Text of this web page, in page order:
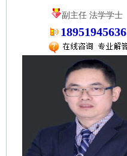
副主任 法学学士
18951945636